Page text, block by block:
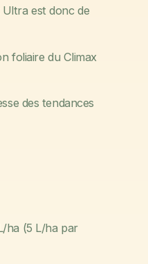
est donc de
foliaire du Climax
des tendances
ha (5 L/ha par